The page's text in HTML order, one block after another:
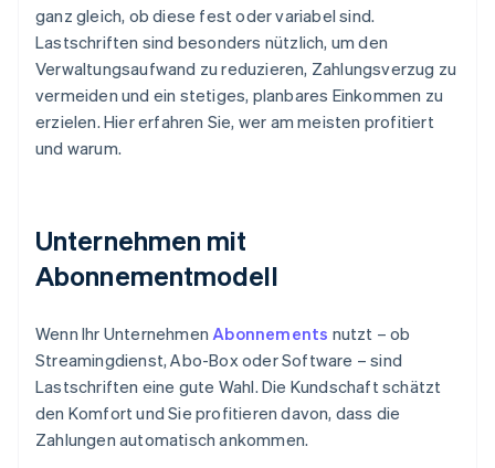
ganz gleich, ob diese fest oder variabel sind.
Lastschriften sind besonders nützlich, um den
Verwaltungsaufwand zu reduzieren, Zahlungsverzug zu
vermeiden und ein stetiges, planbares Einkommen zu
erzielen. Hier erfahren Sie, wer am meisten profitiert
und warum.
Unternehmen mit
Abonnementmodell
Wenn Ihr UnternehmenAbonnements nutzt – ob
Streamingdienst, Abo-Box oder Software – sind
Lastschriften eine gute Wahl. Die Kundschaft schätzt
den Komfort und Sie profitieren davon, dass die
Zahlungen automatisch ankommen.